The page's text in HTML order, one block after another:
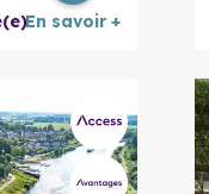
En savoir +